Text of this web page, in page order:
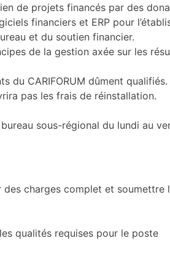
de projets financés par des
financiers et ERP pour
et du soutien financier.
de la gestion axée sur les
du CARIFORUM dûment
pas les frais de réinstallation.
sous-régional du lundi au
charges complet et soumettre
qualités requises pour le poste